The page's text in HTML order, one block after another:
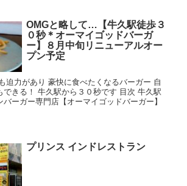
OMGと略して…【牛久駅徒歩３
０秒＊オーマイゴッドバーガ
ー】８月中旬リニューアルオー
プン予定
迫力があり 豪快に食べたくなるバーガー 自
できる！ 牛久駅から３０秒です 目次 牛久駅
ーガー専門店【オーマイゴッドバーガー】
プリンス インドレストラン